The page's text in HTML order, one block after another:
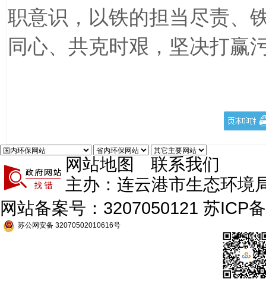
职意识，以铁的担当尽责、
同心、共克时艰，坚决打赢
网站地图
联系我们
主办：连云港市生态环境
网站备案号：3207050121 苏ICP
苏公网安备 32070502010616号